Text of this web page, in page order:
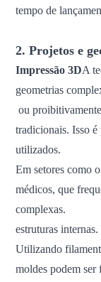
tempo de
2. Projetos e
Impressão 3DA
geometrias
ou
tradicionais. Isso
utilizados.
Em setores como
médicos, que
complexas.
estruturas internas.
Utilizando
moldes podem ser